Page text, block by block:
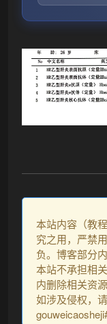
本站内容（教
究之用，严禁
负。博客部分
本站不承担相
内删除相关资
如涉及侵权，